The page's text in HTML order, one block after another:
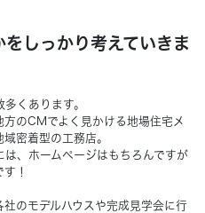
ャーEX
しっかり考えていきま
くあります。
のCMでよく見かける地場住宅メ
密着型の工務店。
、ホームページはもちろんですが
！
のモデルハウスや完成見学会に行